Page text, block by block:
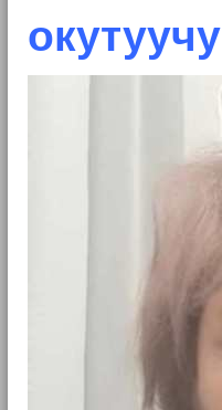
окутуучу